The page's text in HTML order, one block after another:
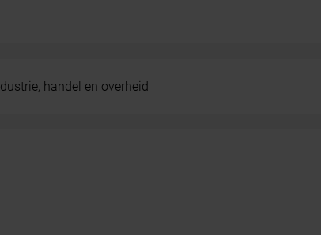
handel en overheid